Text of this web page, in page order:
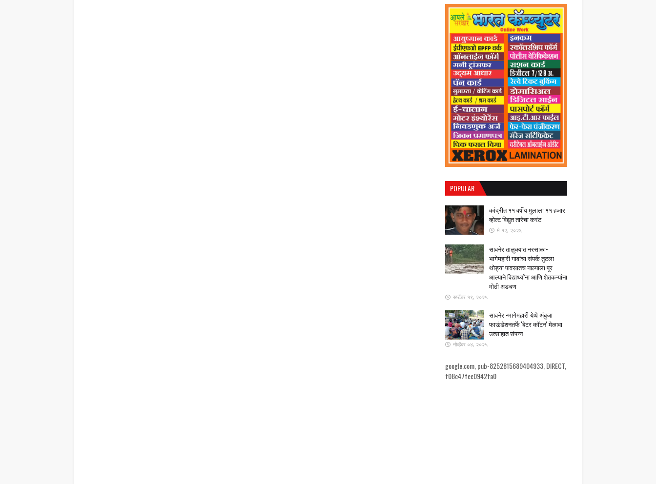
POPULAR
कांद्रीत ११ वर्षीय मुलाला ११ हजार
व्होल्ट विद्युत तारेचा करंट
मे १२, २०२६
सावनेर तालुक्यात नरसाळा-
भागेमहारी गावांचा संपर्क तुटला ​
थोड्या पावसातच नाल्याला पूर
आल्याने विद्यार्थ्यांना आणि शेतकऱ्यांना
मोठी अडचण
सप्टेंबर १९, २०२५
सावनेर -भागेमहारी येथे अंबुजा
फाऊंडेशनतर्फे 'बेटर कॉटन' मेळावा
उत्साहात संपन्न
नोव्हेंबर ०४, २०२५
google.com, pub-8252815689404933, DIRECT,
f08c47fec0942fa0